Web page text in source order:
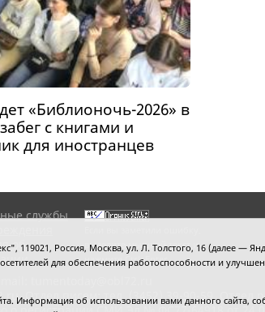
«Библионочь-2026» в
с книгами и
для иностранцев
службы
об
выделите мышкой текст и
нажмитеCtrl+Enter
Отдел писем: тел. (3452) 39-90-59. Отдел
119021, Россия, Москва, ул. Л. Толстого, 16 (далее —
для обеспечения работоспособности и
об использовании вами данного сайта,